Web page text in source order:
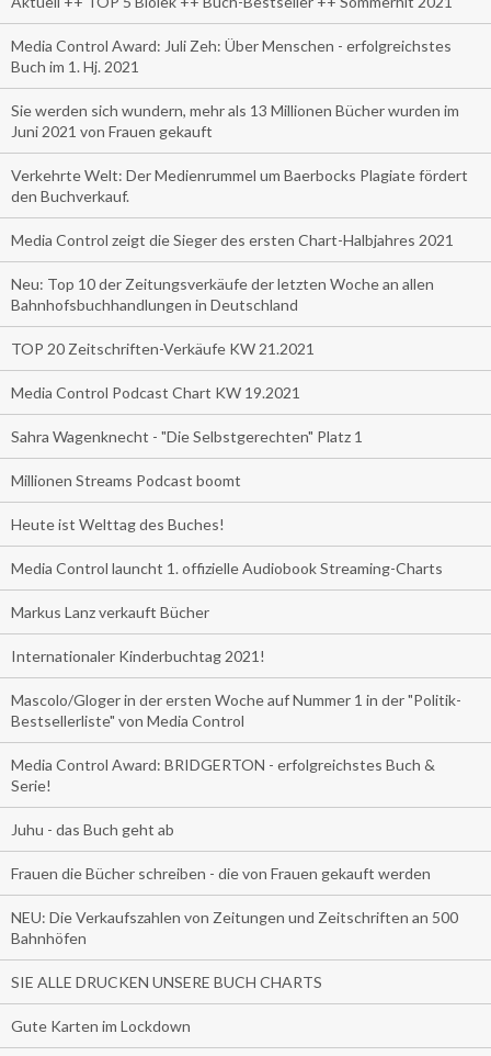
Media Control Award: Juli Zeh: Über Menschen - erfolgreichstes
Buch im 1. Hj. 2021
Sie werden sich wundern, mehr als 13 Millionen Bücher wurden im
Juni 2021 von Frauen gekauft
Verkehrte Welt: Der Medienrummel um Baerbocks Plagiate fördert
den Buchverkauf.
Media Control zeigt die Sieger des ersten Chart-Halbjahres 2021
Neu: Top 10 der Zeitungsverkäufe der letzten Woche an allen
Bahnhofsbuchhandlungen in Deutschland
TOP 20 Zeitschriften-Verkäufe KW 21.2021
Media Control Podcast Chart KW 19.2021
Sahra Wagenknecht - "Die Selbstgerechten" Platz 1
Millionen Streams Podcast boomt
Heute ist Welttag des Buches!
Media Control launcht 1. offizielle Audiobook Streaming-Charts
Markus Lanz verkauft Bücher
Internationaler Kinderbuchtag 2021!
Mascolo/Gloger in der ersten Woche auf Nummer 1 in der "Politik-
Bestsellerliste" von Media Control
Media Control Award: BRIDGERTON - erfolgreichstes Buch &
Serie!
Juhu - das Buch geht ab
Frauen die Bücher schreiben - die von Frauen gekauft werden
NEU: Die Verkaufszahlen von Zeitungen und Zeitschriften an 500
Bahnhöfen
SIE ALLE DRUCKEN UNSERE BUCH CHARTS
Gute Karten im Lockdown